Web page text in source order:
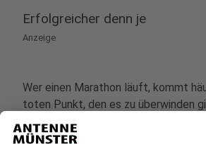
Erfolgreicher denn je
Anzeige
Wer einen Marathon läuft, kommt
toten Punkt, den es zu überwinden
zweite Luft kommt. Auch Kaiser
Nach einer Lungentransplantation